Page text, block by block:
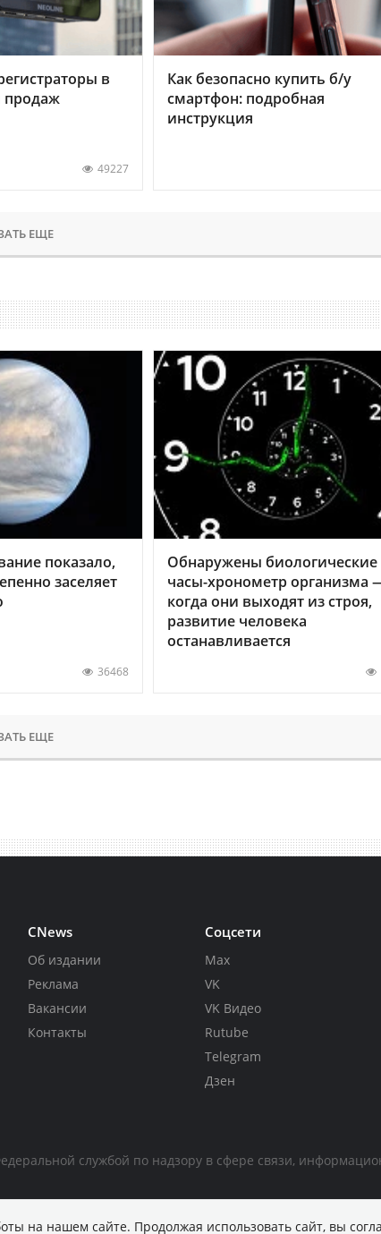
в
продаж
49227
Как безопасно купить б/у
смартфон: подробная
инструкция
ЕЩЕ
показало,
заселяет
36468
Обнаружены биологические
часы-хронометр организма
когда они выходят из строя,
развитие человека
останавливается
ЕЩЕ
CNews
Об издании
Реклама
Вакансии
Контакты
Соцсети
Max
VK
VK Видео
Rutube
Telegram
Дзен
службой по надзору в сфере связи,
на нашем сайте. Продолжая использовать сайт, вы